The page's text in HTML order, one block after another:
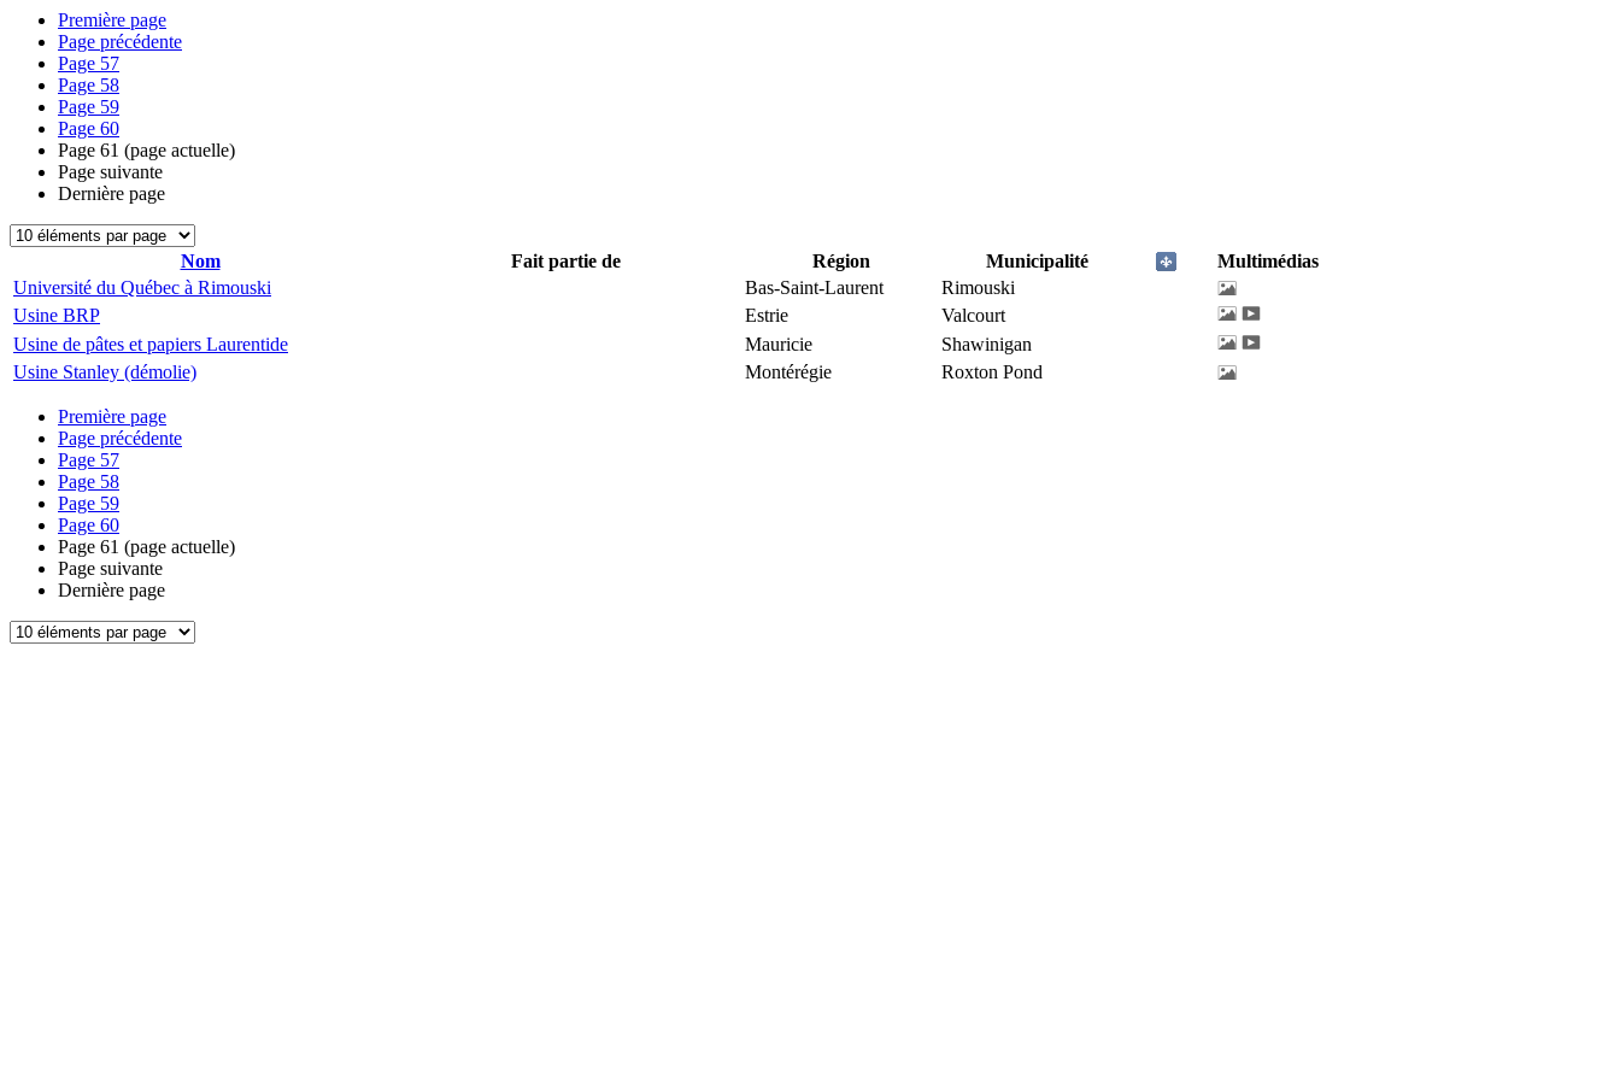
Première page
Page précédente
Page 57
Page 58
Page 59
Page 60
Page 61 (page actuelle)
Page suivante
Dernière page
Nom Fait partie de Région Municipalité
Multimédias
Université du Québec à Rimouski
Bas-Saint-Laurent
Rimouski
Usine BRP
Estrie
Valcourt
Usine de pâtes et papiers Laurentide
Mauricie
Shawinigan
Usine Stanley (démolie)
Montérégie Roxton Pond
Première page
Page précédente
Page 57
Page 58
Page 59
Page 60
Page 61 (page actuelle)
Page suivante
Dernière page